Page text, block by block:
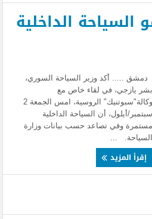
السياحة الداخلية
دمشق ..... أكد وزير السياحة السوري،
بشر يازجي، في لقاء خاص مع
وكالة"سبوتنيك" الروسية، امس الجمعة 2
سبتمبر/أيلول، أن السياحة الداخلية
مستمرة وفي تصاعد حسب بيانات وزارة
السياحة. ...
إقرأ المزيد